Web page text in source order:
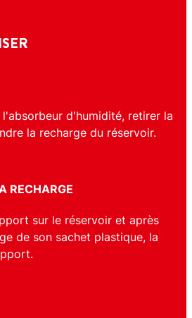
d'humidité, retirer la
la recharge du réservoir.
RECHARGE
sur le réservoir et après
de son sachet plastique, la